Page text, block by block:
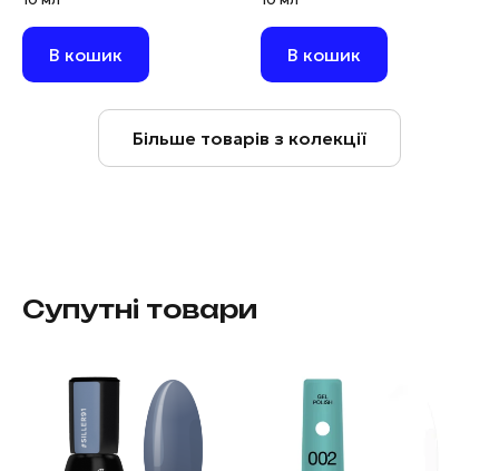
мл
В кошик В кошик
Більше товарів з колекції
Супутні товари